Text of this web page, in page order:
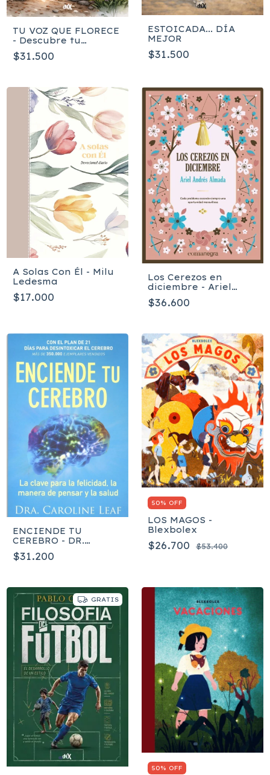
TU VOZ QUE FLORECE
- Descubre tu
propósito en la
narrativa de tu árbol
$31.500
ESTOICADA... DÍA
MEJOR
$31.500
A Solas Con Él - Milu
Ledesma
$17.000
Los Cerezos en
diciembre - Ariel
Andrés Almada
$36.600
ENCIENDE TU
CEREBRO - DR.
CAROLINE LEAF
$31.200
50% OFF
LOS MAGOS -
Blexbolex
$26.700 $53.400
GRATIS
50% OFF